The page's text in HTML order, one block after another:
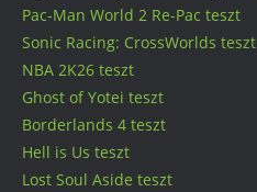
Pac-Man World 2 Re-Pac teszt
Sonic Racing: CrossWorlds teszt
NBA 2K26 teszt
Ghost of Yotei teszt
Borderlands 4 teszt
Hell is Us teszt
Lost Soul Aside teszt